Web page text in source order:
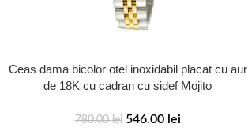
Ceas dama bicolor otel inoxidabil placat cu aur
de 18K cu cadran cu sidef Mojito
780.00lei 546.00 lei